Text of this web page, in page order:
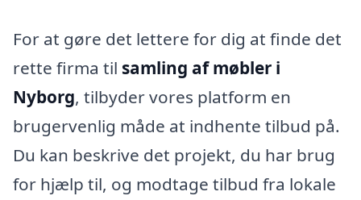
For at gøre det lettere for dig at finde det
rette firma til samling af møbler i
Nyborg, tilbyder vores platform en
brugervenlig måde at indhente tilbud på.
Du kan beskrive det projekt, du har brug
for hjælp til, og modtage tilbud fra lokale